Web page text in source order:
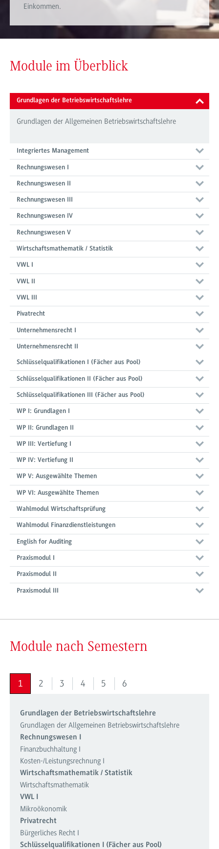
Einkommen.
Module im Überblick
Grundlagen der Betriebswirtschaftslehre
Grundlagen der Allgemeinen Betriebswirtschaftslehre
Integriertes Management
Rechnungswesen I
Rechnungswesen II
Rechnungswesen III
Rechnungswesen IV
Rechnungswesen V
Wirtschaftsmathematik / Statistik
VWL I
VWL II
VWL III
Pivatrecht
Unternehmensrecht I
Unternehmensrecht II
Schlüsselqualifikationen I (Fächer aus Pool)
Schlüsselqualifikationen II (Fächer aus Pool)
Schlüsselqualifikationen III (Fächer aus Pool)
WP I: Grundlagen I
WP II: Grundlagen II
WP III: Vertiefung I
WP IV: Vertiefung II
WP V: Ausgewählte Themen
WP VI: Ausgewählte Themen
Wahlmodul Wirtschaftsprüfung
Wahlmodul Finanzdienstleistungen
English for Auditing
Praxismodul I
Praxismodul II
Praxismodul III
Module nach Semestern
1 2 3 4 5 6
Grundlagen der Betriebswirtschaftslehre
Grundlagen der Allgemeinen Betriebswirtschaftslehre
Rechnungswesen I
Finanzbuchhaltung I
Kosten-/Leistungsrechnung I
Wirtschaftsmathematik / Statistik
Wirtschaftsmathematik
VWL I
Mikroökonomik
Privatrecht
Bürgerliches Recht I
Schlüsselqualifikationen I (Fächer aus Pool)